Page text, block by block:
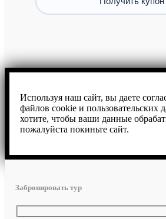
Используя наш сайт, вы даете
файлов cookie и пользовательских
хотите, чтобы ваши данные
пожалуйста покиньте сайт.
Забронировать тур